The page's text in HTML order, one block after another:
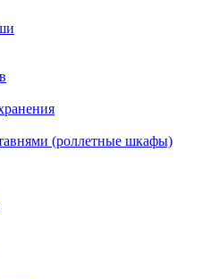
(роллетные шкафы)